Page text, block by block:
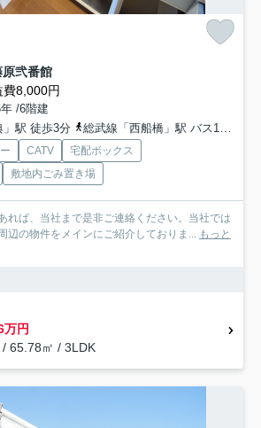
弐番館
費8,000円
/6階建
」駅 徒歩3分
総武線「西船橋」駅 バス17分 「船橋法典駅」 停歩1分
CATV
宅配ボックス
敷地内ごみ置き場
れば、当社まで是非ご連絡ください。当社では
辺の物件をメインにご紹介しておりま...
もっと
万円
/ 65.78㎡ / 3LDK